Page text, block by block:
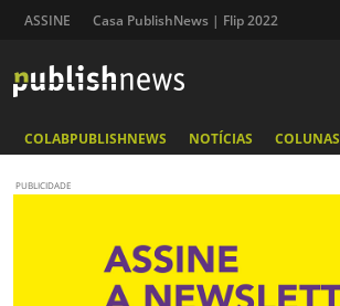
ASSINE Casa PublishNews | Flip 2022
COLABPUBLISHNEWS NOTÍCIAS COLUNAS
PUBLICIDADE